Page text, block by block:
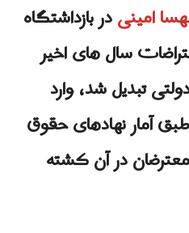
امینیدر بازداشتگاه
سال های اخیر
تبدیل شد، وارد
آمار نهادهای حقوق
در آن کشته